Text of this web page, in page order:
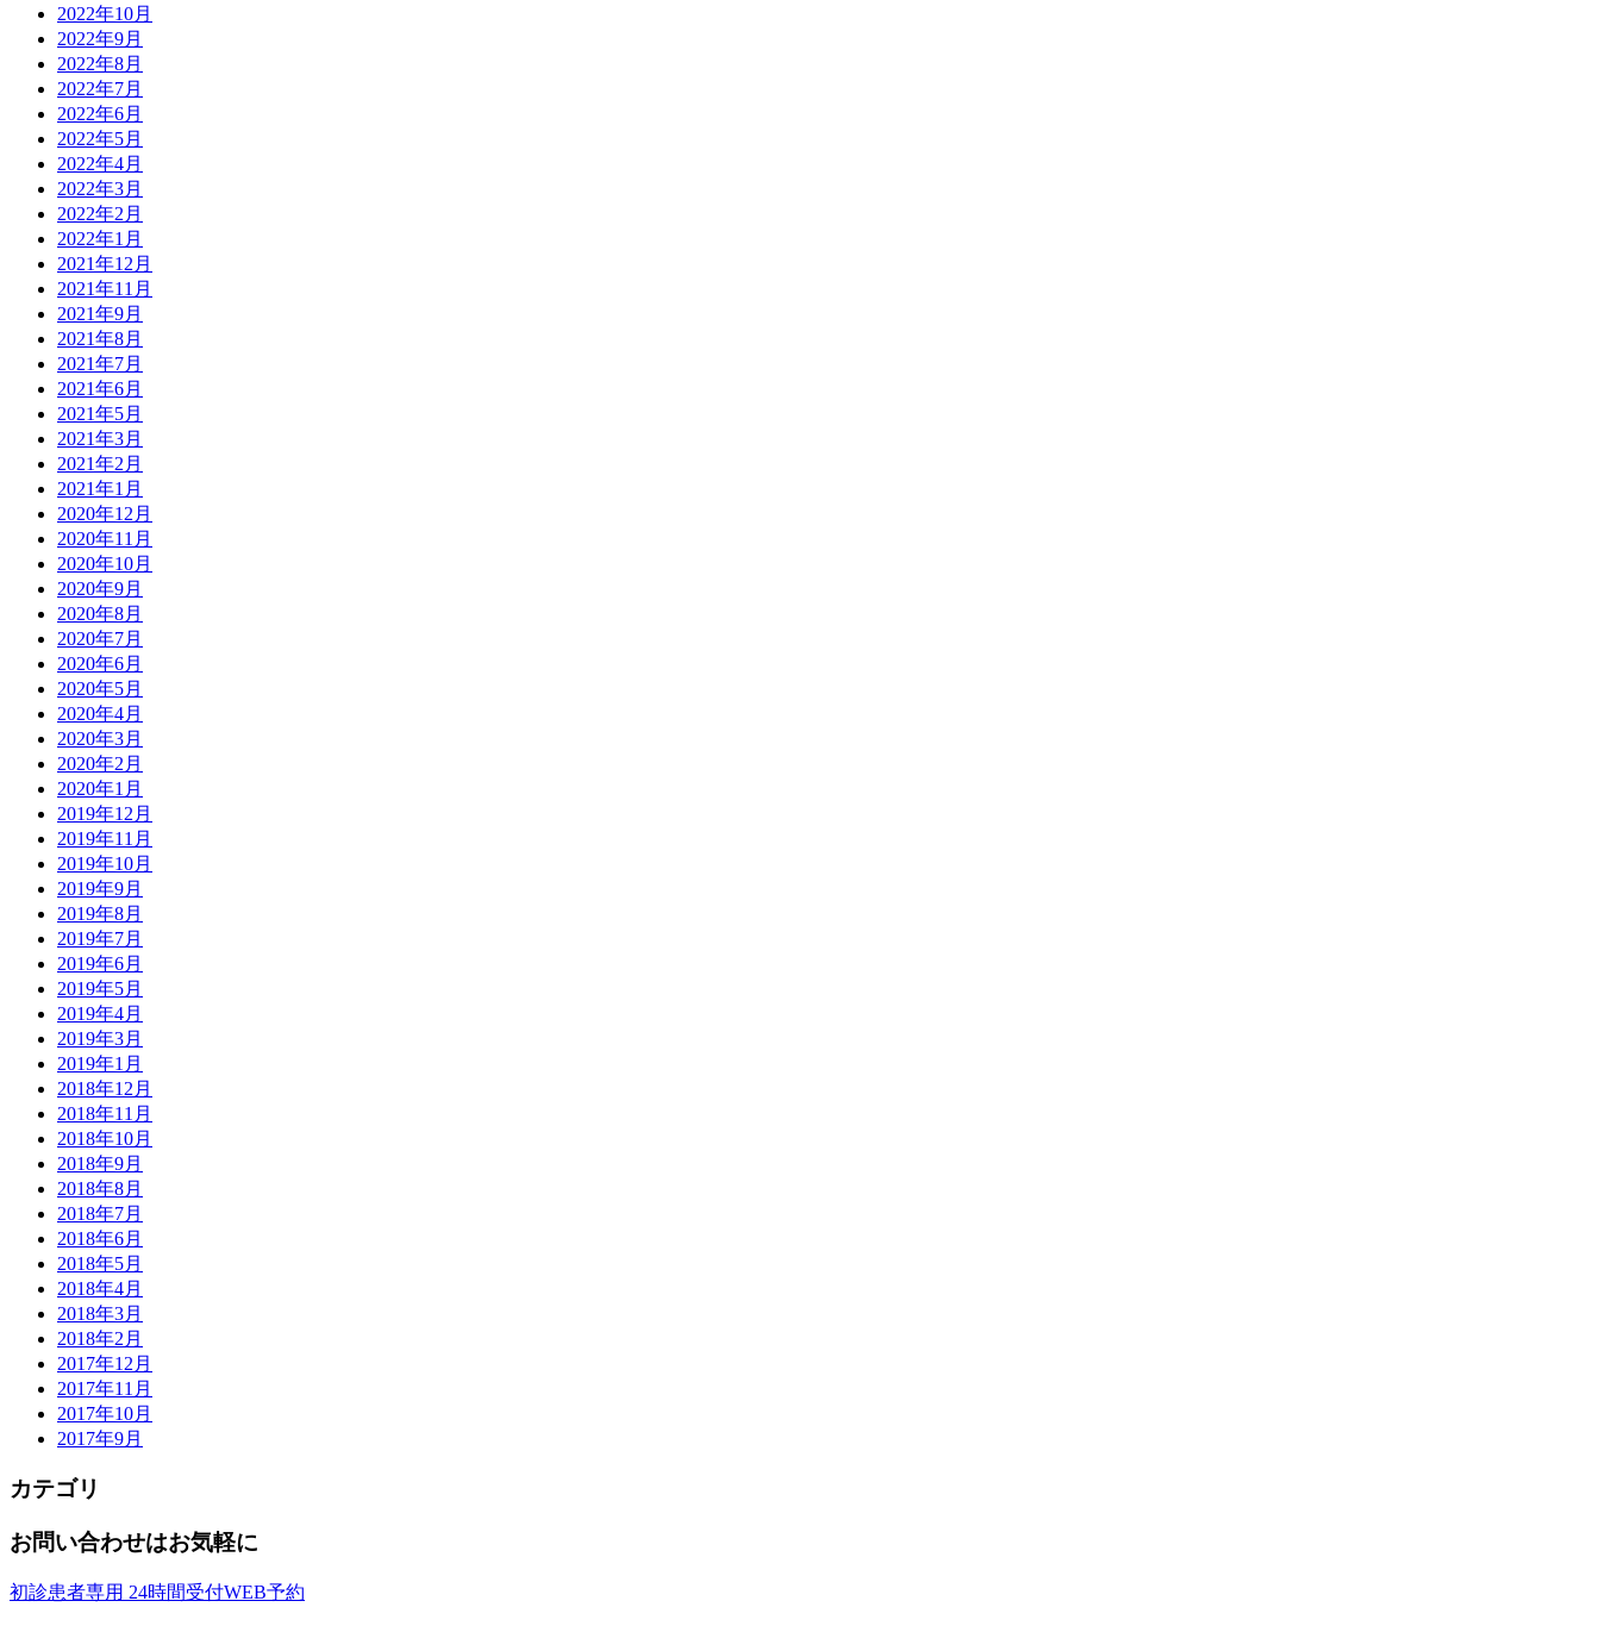
2022年10月
2022年9月
2022年8月
2022年7月
2022年6月
2022年5月
2022年4月
2022年3月
2022年2月
2022年1月
2021年12月
2021年11月
2021年9月
2021年8月
2021年7月
2021年6月
2021年5月
2021年3月
2021年2月
2021年1月
2020年12月
2020年11月
2020年10月
2020年9月
2020年8月
2020年7月
2020年6月
2020年5月
2020年4月
2020年3月
2020年2月
2020年1月
2019年12月
2019年11月
2019年10月
2019年9月
2019年8月
2019年7月
2019年6月
2019年5月
2019年4月
2019年3月
2019年1月
2018年12月
2018年11月
2018年10月
2018年9月
2018年8月
2018年7月
2018年6月
2018年5月
2018年4月
2018年3月
2018年2月
2017年12月
2017年11月
2017年10月
2017年9月
カテゴリ
お問い合わせはお気軽に
初診患者専用 24時間受付WEB予約